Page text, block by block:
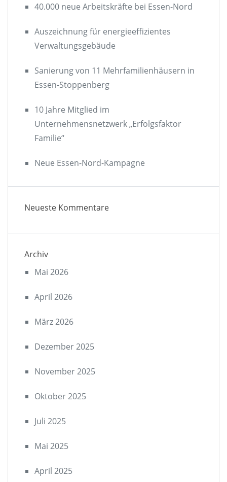
40.000 neue Arbeitskräfte bei Essen-Nord
Auszeichnung für energieeffizientes
Verwaltungsgebäude
Sanierung von 11 Mehrfamilienhäusern in
Essen-Stoppenberg
10 Jahre Mitglied im
Unternehmensnetzwerk „Erfolgsfaktor
Familie“
Neue Essen-Nord-Kampagne
Neueste Kommentare
Archiv
Mai 2026
April 2026
März 2026
Dezember 2025
November 2025
Oktober 2025
Juli 2025
Mai 2025
April 2025